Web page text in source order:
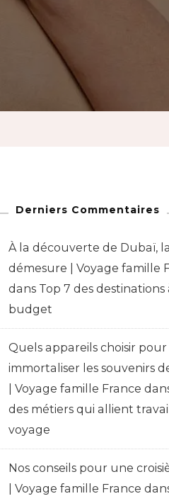
Derniers Commentaires
À la découverte de Dubaï,
démesure | Voyage famille
dans Top 7 des destinations
budget
Quels appareils choisir pour
immortaliser les souvenirs
| Voyage famille France
des métiers qui allient
voyage
Nos conseils pour une
| Voyage famille France